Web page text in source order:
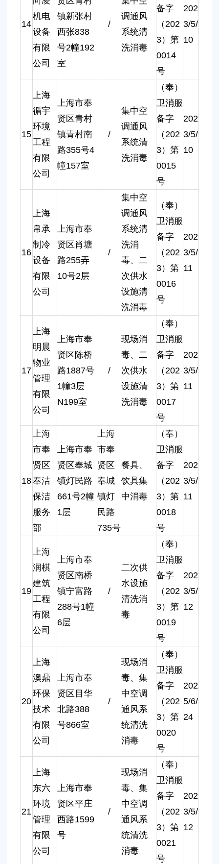
14
机电
设备
有限
公司
镇新张村
西张838
号2幢192
室
/
调通风
系统清
洗消毒
备字
（202
3）第
0014
号
202
3/5/
10
15
上海
循宇
环境
工程
有限
公司
上海市奉
贤区青村
镇青村南
路355号4
幢157室
/
集中空
调通风
系统清
洗消毒
（奉）
卫消服
备字
（202
3）第
0015
号
202
3/5/
10
16
上海
帛承
制冷
设备
有限
公司
上海市奉
贤区肖塘
路255弄
10号2层
/
集中空
调通风
系统清
洗消
毒、二
次供水
设施清
洗消毒
（奉）
卫消服
备字
（202
3）第
0016
号
202
3/5/
11
17
上海
明晨
物业
管理
有限
公司
上海市奉
贤区陈桥
路1887号
1幢3层
N199室
/
现场消
毒、二
次供水
设施清
洗消毒
（奉）
卫消服
备字
（202
3）第
0017
号
202
3/5/
11
18
上海
市奉
贤区
奉洁
保洁
服务
部
上海市奉
贤区奉城
镇灯民路
661号2幢
1层
上海
市奉
贤区
奉城
镇灯
民路
735号
餐具、
饮具集
中消毒
（奉）
卫消服
备字
（202
3）第
0018
号
202
3/5/
11
19
上海
润棋
建筑
工程
有限
公司
上海市奉
贤区南桥
镇宁富路
288号1幢
6层
/
二次供
水设施
清洗消
毒
（奉）
卫消服
备字
（202
3）第
0019
号
202
3/5/
12
20
上海
澳鼎
环保
技术
有限
公司
上海市奉
贤区目华
北路388
号866室
/
现场消
毒、集
中空调
通风系
统清洗
消毒
（奉）
卫消服
备字
（202
3）第
0020
号
202
5/6/
24
21
上海
东六
环境
管理
有限
公司
上海市奉
贤区平庄
西路1599
号
/
现场消
毒、集
中空调
通风系
统清洗
消毒
（奉）
卫消服
备字
（202
3）第
0021
号
202
3/5/
12